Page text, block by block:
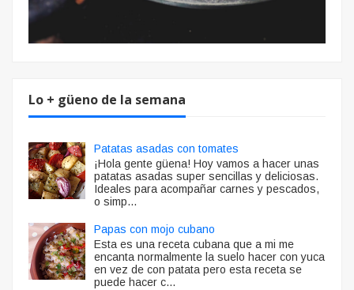
Lo + güeno de la semana
Patatas asadas con tomates
¡Hola gente güena! Hoy vamos a hacer unas
patatas asadas super sencillas y deliciosas.
Ideales para acompañar carnes y pescados,
o simp...
Papas con mojo cubano
Esta es una receta cubana que a mi me
encanta normalmente la suelo hacer con yuca
en vez de con patata pero esta receta se
puede hacer c...